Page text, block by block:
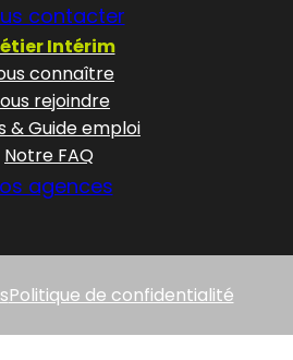
contacter
Intérim
connaître
rejoindre
& Guide emploi
Notre FAQ
agences
Politique de confidentialité